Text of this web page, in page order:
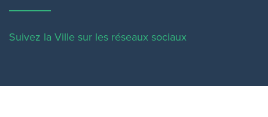
Suivez la Ville sur les réseaux sociaux